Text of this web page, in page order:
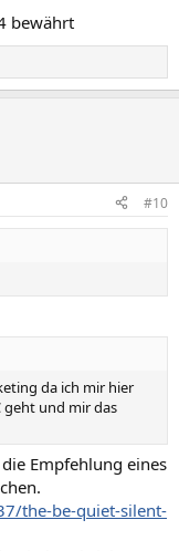
bewährt
#10
da ich mir hier
geht und mir das
Empfehlung eines
the-be-quiet-silent-